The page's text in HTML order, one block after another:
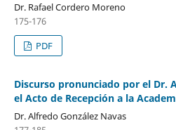
Dr. Rafael Cordero Moreno
175-176
PDF
Discurso pronunciado por el Dr.
el Acto de Recepción a la
Dr. Alfredo González Navas